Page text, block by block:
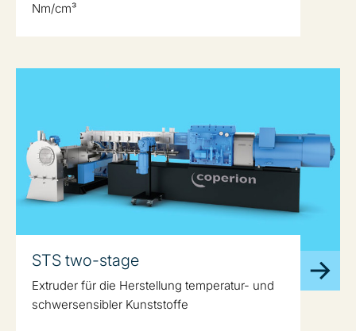
Nm/cm³
STS two-stage
Extruder für die Herstellung temperatur- und
schwersensibler Kunststoffe